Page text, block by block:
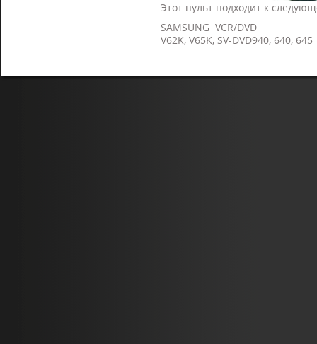
Этот пульт подходит к
SAMSUNG VCR/DVD
V62K, V65K, SV-DVD940, 640, 645